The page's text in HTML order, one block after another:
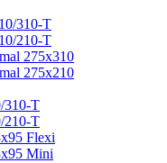
310-T
210-T
275x310
275x210
310-T
210-T
Flexi
Mini